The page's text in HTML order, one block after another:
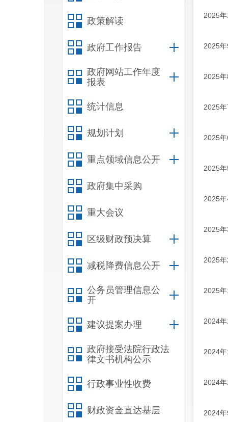
政策解读
政府工作报告
政府网站工作年度
报表
统计信息
规划计划
重点领域信息公开
政府集中采购
重大会议
区级财政预决算
减税降费信息公开
公务员管理信息公
开
建议提案办理
政府接受法院行政法
律文书机构公示
行政事业性收费
财政资金直达基层
2025
2025
2025
2025
2025
2025
2025
2025
2025
2025
2024
2024
2024
2024